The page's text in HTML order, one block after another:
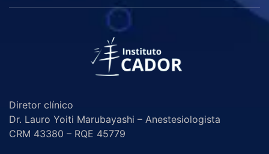
Diretor clínico
Dr. Lauro Yoiti Marubayashi – Anestesiologista
CRM 43380 – RQE 45779